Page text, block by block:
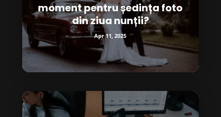
moment pentru ședința foto
din ziua nunții?
Apr 11, 2025